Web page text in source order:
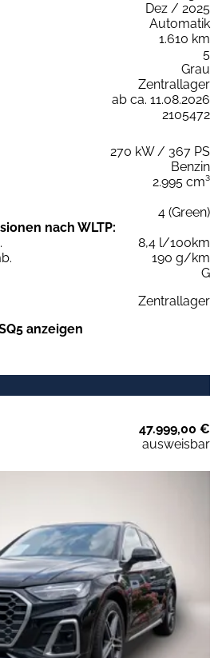
Dez / 2025
Automatik
1.610 km
5
Grau
Zentrallager
ab ca. 11.08.2026
2105472
270 kW / 367 PS
Benzin
2.995 cm³
4 (Green)
nach WLTP:
8,4 l/100km
190 g/km
G
Zentrallager
anzeigen
47.999,00 €
ausweisbar